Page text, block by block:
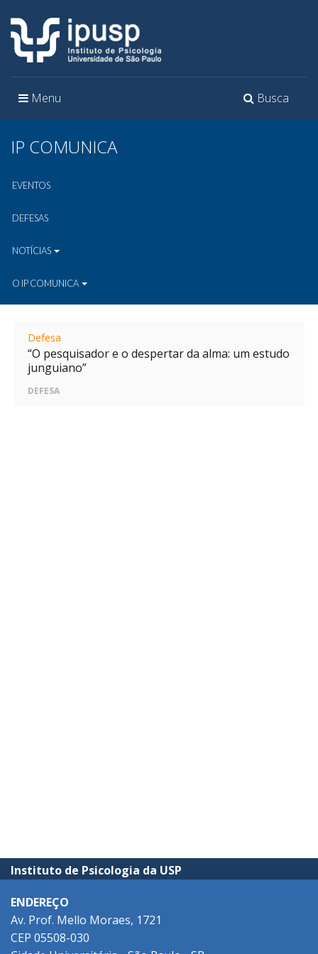
Toggle
Busca
Toggle
Menu
IP COMUNICA
EVENTOS
DEFESAS
NOTÍCIAS
O IP COMUNICA
Defesa
“O pesquisador e o despertar da alma: um estudo
junguiano”
DEFESA
Instituto de Psicologia da USP
ENDEREÇO
Av. Prof. Mello Moraes, 1721
CEP 05508-030